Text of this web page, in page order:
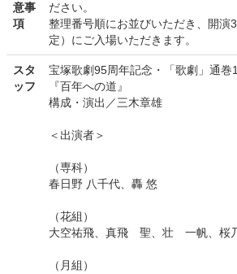
意事
項
ださい。
整理番号順にお並びいただき、開演
定）にご入場いただきます。
スタ
ッフ
宝塚歌劇95周年記念・「歌劇」通
『百年への道』
構成・演出／三木章雄
＜出演者＞
（専科）
春日野 八千代、轟 悠
（花組）
大空祐飛、真飛 聖、壮 一帆、桜
（月組）